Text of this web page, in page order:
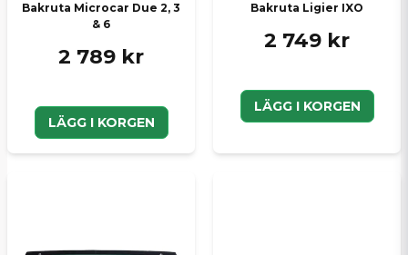
Bakruta Microcar Due 2, 3
& 6
2 789 kr
LÄGG I KORGEN
Bakruta Ligier IXO
2 749 kr
LÄGG I KORGEN